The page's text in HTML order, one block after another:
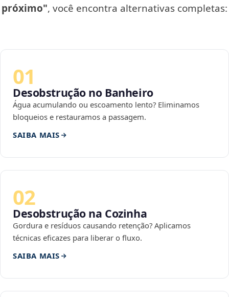
próximo", você encontra alternativas completas:
01
Desobstrução no Banheiro
Água acumulando ou escoamento lento? Eliminamos
bloqueios e restauramos a passagem.
SAIBA MAIS
02
Desobstrução na Cozinha
Gordura e resíduos causando retenção? Aplicamos
técnicas eficazes para liberar o fluxo.
SAIBA MAIS